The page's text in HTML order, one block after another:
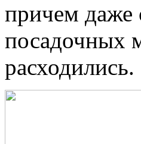
причем даже
посадочных
расходились.